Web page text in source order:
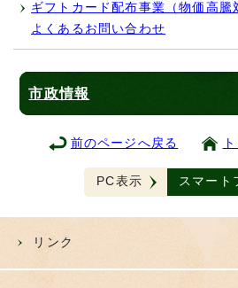
ギフトカード配布事業（物価高騰
よくあるお問い合わせ
市政情報
前のページへ戻る
PC表示 スマート
リンク